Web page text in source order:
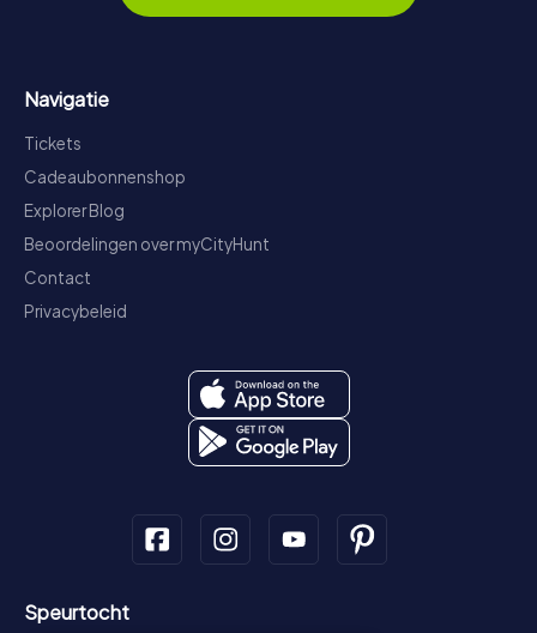
Navigatie
Tickets
Cadeaubonnenshop
Explorer Blog
Beoordelingen over myCityHunt
Contact
Privacybeleid
Speurtocht